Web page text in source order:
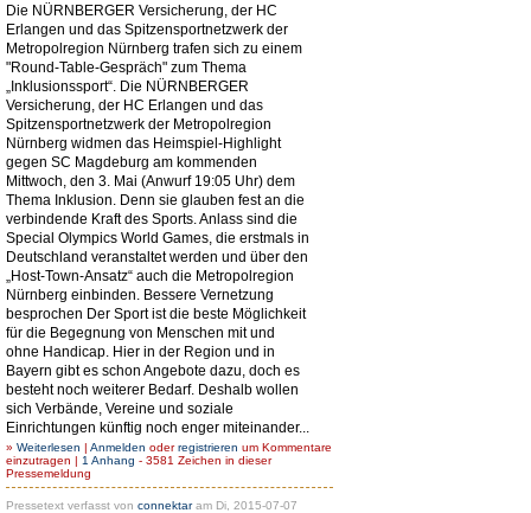
Die NÜRNBERGER Versicherung, der HC
Erlangen und das Spitzensportnetzwerk der
Metropolregion Nürnberg trafen sich zu einem
"Round-Table-Gespräch" zum Thema
„Inklusionssport“. Die NÜRNBERGER
Versicherung, der HC Erlangen und das
Spitzensportnetzwerk der Metropolregion
Nürnberg widmen das Heimspiel-Highlight
gegen SC Magdeburg am kommenden
Mittwoch, den 3. Mai (Anwurf 19:05 Uhr) dem
Thema Inklusion. Denn sie glauben fest an die
verbindende Kraft des Sports. Anlass sind die
Special Olympics World Games, die erstmals in
Deutschland veranstaltet werden und über den
„Host-Town-Ansatz“ auch die Metropolregion
Nürnberg einbinden. Bessere Vernetzung
besprochen Der Sport ist die beste Möglichkeit
für die Begegnung von Menschen mit und
ohne Handicap. Hier in der Region und in
Bayern gibt es schon Angebote dazu, doch es
besteht noch weiterer Bedarf. Deshalb wollen
sich Verbände, Vereine und soziale
Einrichtungen künftig noch enger miteinander...
» Weiterlesen | Anmelden oderregistrieren um Kommentare
einzutragen | 1 Anhang - 3581 Zeichen in dieser
Pressemeldung
Pressetext verfasst von connektaram Di, 2015-07-07